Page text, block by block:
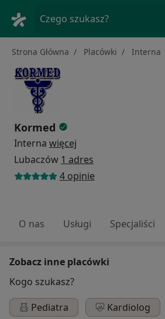
Czego szukasz?
Strona Główna Placówki Interna
Kormed
Interna więcej
Lubaczów 1 adres
4 opinie
O nas Usługi Specjaliści
Zobacz inne placówki
Kogo szukasz?
Pediatra
Kardiolog